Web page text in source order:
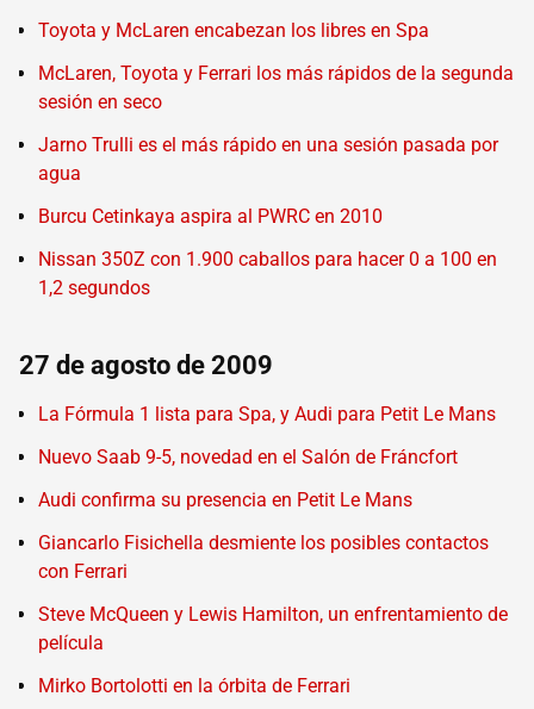
Toyota y McLaren encabezan los libres en Spa
McLaren, Toyota y Ferrari los más rápidos de la segunda
sesión en seco
Jarno Trulli es el más rápido en una sesión pasada por
agua
Burcu Cetinkaya aspira al PWRC en 2010
Nissan 350Z con 1.900 caballos para hacer 0 a 100 en
1,2 segundos
27 de agosto de 2009
La Fórmula 1 lista para Spa, y Audi para Petit Le Mans
Nuevo Saab 9-5, novedad en el Salón de Fráncfort
Audi confirma su presencia en Petit Le Mans
Giancarlo Fisichella desmiente los posibles contactos
con Ferrari
Steve McQueen y Lewis Hamilton, un enfrentamiento de
película
Mirko Bortolotti en la órbita de Ferrari